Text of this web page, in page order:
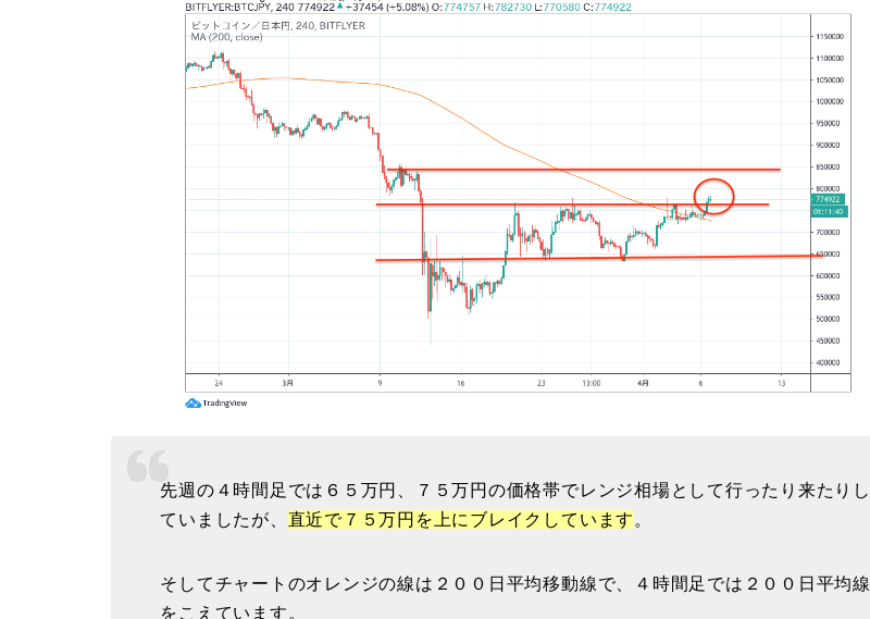
先週の４時間足では６５万円、７５万円の価格帯でレンジ相場として行ったり来たりし
ていましたが、 直近で７５万円を上にブレイクしています 。
そしてチャートのオレンジの線は２００日平均移動線で、４時間足では２００日平均線
をこえています。